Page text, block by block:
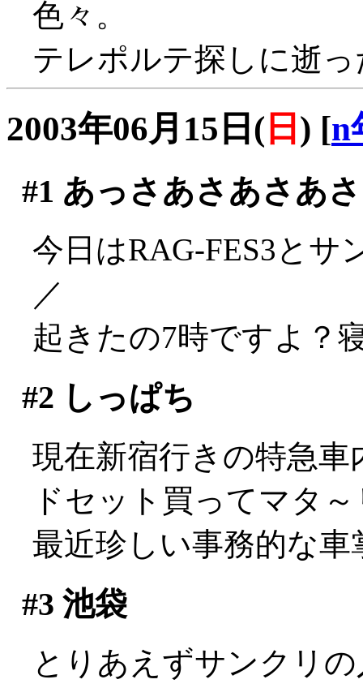
色々。
テレポルテ探しに逝
2003年06月15日( 日 ) [n
#1 あっさあさあさあ
今日はRAG-FES3と
／
起きたの7時ですよ？
#2 しっぱち
現在新宿行きの特急
ドセット買ってマタ
最近珍しい事務的な
#3 池袋
とりあえずサンクリ